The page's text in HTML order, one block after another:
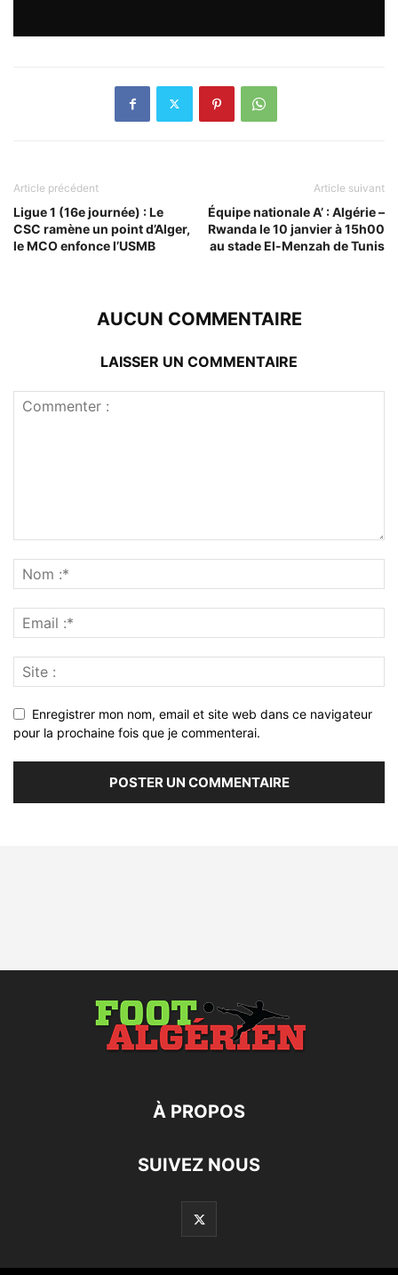
Article précédent
Ligue 1 (16e journée) : Le
CSC ramène un point d’Alger,
le MCO enfonce l’USMB
Article suivant
Équipe nationale A’ : Algérie –
Rwanda le 10 janvier à 15h00
au stade El-Menzah de Tunis
AUCUN COMMENTAIRE
LAISSER UN COMMENTAIRE
Enregistrer mon nom, email et site web dans ce navigateur
pour la prochaine fois que je commenterai.
À PROPOS
SUIVEZ NOUS